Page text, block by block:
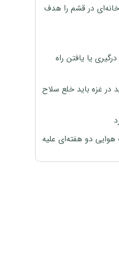
پوندی آمریکا خانه‌ای در قشم را هدف
یا یافتن راه
غزه باید خلع سلاح
هوایی دو هفته‌ای علیه